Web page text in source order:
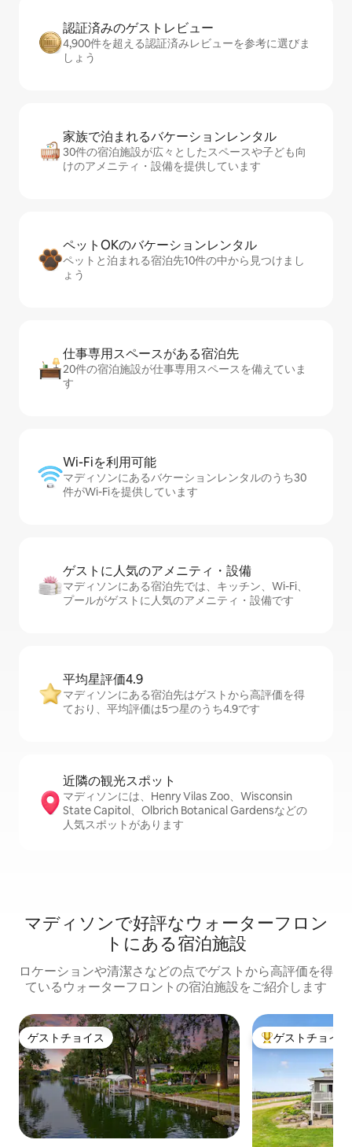
認証済みのゲ⁠ス⁠ト⁠レ⁠ビ⁠ュ⁠ー
4,900件を超える認証済みレビューを参考に選びま
しょう
家族で泊まれるバ⁠ケ⁠ー⁠シ⁠ョ⁠ンレ⁠ン⁠タ⁠ル
30件の宿泊施設が広々としたスペースや子ども向
けのアメニティ・設備を提供しています
ペットOKのバ⁠ケ⁠ー⁠シ⁠ョ⁠ンレ⁠ン⁠タ⁠ル
ペットと泊まれる宿泊先10件の中から見つけまし
ょう
仕事専用ス⁠ペ⁠ー⁠スがあ⁠る宿⁠泊⁠先
20件の宿泊施設が仕事専用スペースを備えていま
す
Wi-Fiを利⁠用⁠可⁠能
マディソンにあるバケーションレンタルのうち30
件がWi-Fiを提供しています
ゲストに人⁠気⁠のア⁠メ⁠ニ⁠テ⁠ィ・設⁠備
マディソンにある宿泊先では、キッチン、Wi-Fi、
プールがゲストに人気のアメニティ・設備です
平均星評価4.9
マディソンにある宿泊先はゲストから高評価を得
ており、平均評価は5つ星のうち4.9です
近隣の観光ス⁠ポ⁠ッ⁠ト
マディソンには、Henry Vilas Zoo、Wisconsin
State Capitol、Olbrich Botanical Gardensなどの
人気スポットがあります
マディソンで好評なウォーターフロン
トにある宿泊施設
ロケーションや清潔さなどの点でゲストから高評価を得
ているウォーターフロントの宿泊施設をご紹介します
ゲストチョイス
ゲストチョイス 大好評のゲスト
ゲストチョイス